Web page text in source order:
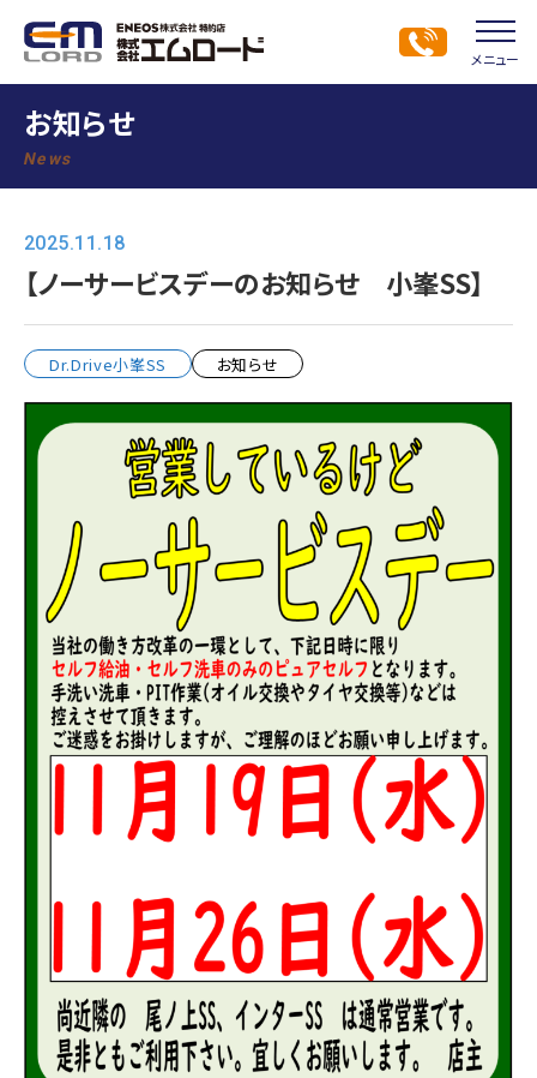
メニュー
お知らせ
News
2025.11.18
【ノーサービスデーのお知らせ 小峯SS】
Dr.Drive小峯SS お知らせ